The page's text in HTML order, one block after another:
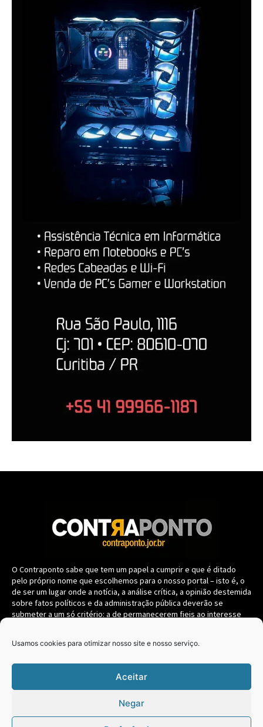
Usamos cookies para otimizar nosso site e nosso serviço.
Aceitar
Negar
O Contraponto sabe que tem um papel a cumprir e que é ditado
pelo próprio nome que escolhemos para o nosso portal – isto é, o
de ser um lugar onde a notícia, a análise crítica, a opinião destemida
sobre fatos políticos e da administração pública deverão se
submeter a um só critério: a de permanecerem fieis ao interesse
Navegação